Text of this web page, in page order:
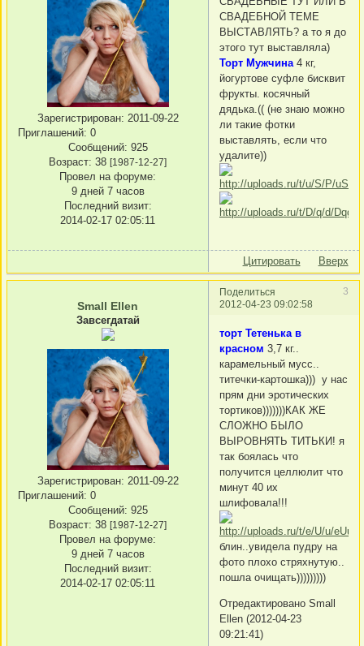
Зарегистрирован: 2011-09-22
Приглашений: 0
Сообщений: 925
Возраст: 38 [1987-12-27]
Провел на форуме:
9 дней 7 часов
Последний визит:
2014-02-17 02:05:11
СВАДЕБНОЙ ТЕМЕ
ВЫСТАВЛЯТЬ? а то я до
этого тут выставляла)
Торт Мужчина 4 кг,
йогуртове суфле бисквит
фрукты. косячный
дядька.(( (не знаю можно
ли такие фотки
выставлять, если что
удалите))
Цитировать Вверх
Поделиться
3
2012-04-23 09:02:58
Small Ellen
Завсегдатай
Зарегистрирован: 2011-09-22
Приглашений: 0
Сообщений: 925
Возраст: 38 [1987-12-27]
Провел на форуме:
9 дней 7 часов
Последний визит:
2014-02-17 02:05:11
торт Тетенька в
красном 3,7 кг..
карамельный мусс..
титечки-картошка))) у нас
прям дни эротических
тортиков)))))))КАК ЖЕ
СЛОЖНО БЫЛО
ВЫРОВНЯТЬ ТИТЬКИ! я
так боялась что
получится целлюлит что
минут 40 их
шлифовала!!!
блин..увидела пудру на
фото плохо стряхнутую..
пошла очищать)))))))))
Отредактировано Small
Ellen (2012-04-23
09:21:41)